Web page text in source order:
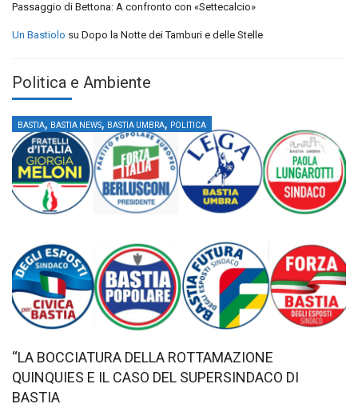
Passaggio di Bettona: A confronto con «Settecalcio»
Un Bastiolo su Dopo la Notte dei Tamburi e delle Stelle
Politica e Ambiente
BASTIA, BASTIA NEWS, BASTIA UMBRA, POLITICA
“LA BOCCIATURA DELLA ROTTAMAZIONE
QUINQUIES E IL CASO DEL SUPERSINDACO DI
BASTIA